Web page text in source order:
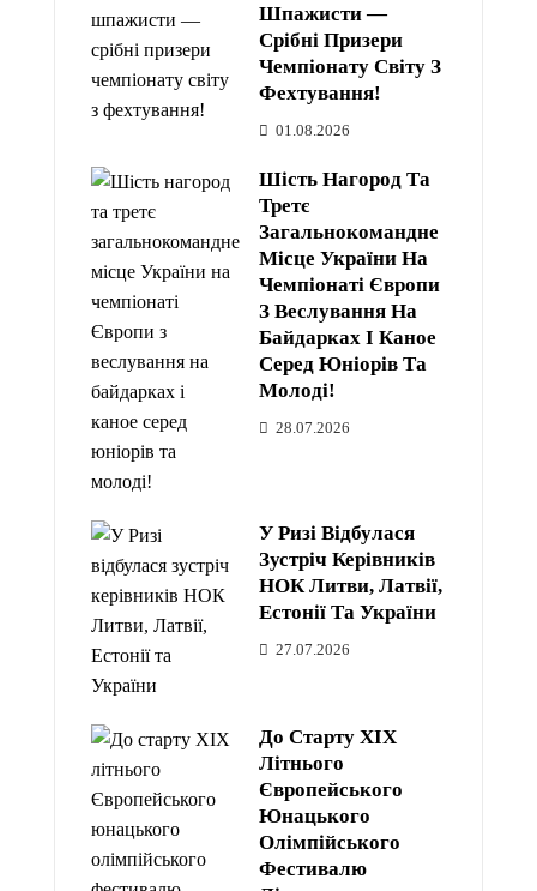
Шпажисти —
Срібні Призери
Чемпіонату Світу З
Фехтування!
01.08.2026
Шість Нагород Та
Третє
Загальнокомандне
Місце України На
Чемпіонаті Європи
З Веслування На
Байдарках І Каное
Серед Юніорів Та
Молоді!
28.07.2026
У Ризі Відбулася
Зустріч Керівників
НОК Литви, Латвії,
Естонії Та України
27.07.2026
До Старту XIX
Літнього
Європейського
Юнацького
Олімпійського
Фестивалю